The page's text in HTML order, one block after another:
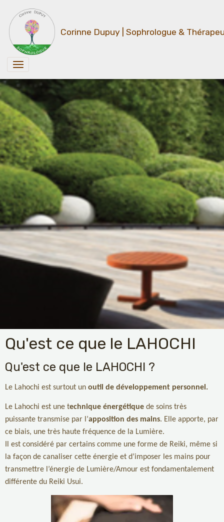
Corinne Dupuy | Sophrologue &
Qu'est ce que le LAHOCHI
Qu'est ce que le LAHOCHI ?
Le Lahochi est surtout un outil de développement personnel.
Le Lahochi est une technique énergétique de soins très
puissante transmise par l’apposition des mains. Elle apporte, par
ce biais, une très haute fréquence de la Lumière.
Il est considéré par certains comme une forme de Reiki, même si
la façon de canaliser cette énergie et d’imposer les mains pour
transmettre l’énergie de Lumière/Amour est fondamentalement
différente du Reiki Usui.